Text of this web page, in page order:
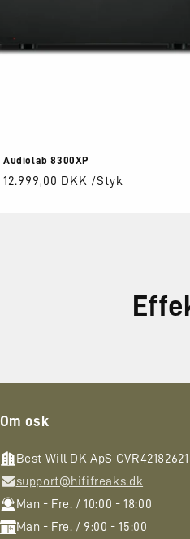
Audiolab 8300XP
Normalpris
12.999,00 DKK /Styk
Om osk
Best Will DK ApS CVR42182621
support@hififreaks.dk
Man - Fre. / 10:00 - 18:00
Man - Fre. / 9:00 - 15:00